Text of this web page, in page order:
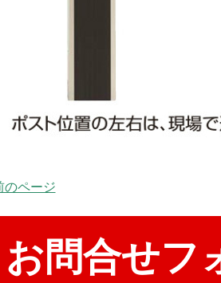
のページ
お問合せフ